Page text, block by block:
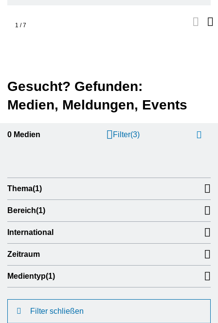
1 /7
Gesucht? Gefunden:
Medien, Meldungen, Events
0 Medien Filter(3)
Thema(1)
Bereich(1)
International
Zeitraum
Medientyp(1)
Filter schließen